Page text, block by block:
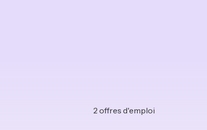
2 offres d'emploi